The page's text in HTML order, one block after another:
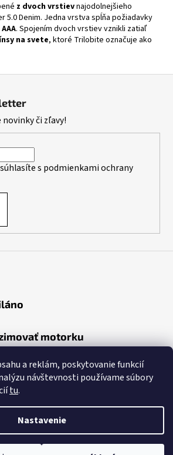
a reklám, poskytovanie funkcií
návštevnosti používame súbory
tu.
Nastavenie
z dvoch vrstievnajodolnejšieho
5.0 Denim. Jedna vrstva spĺňa požiadavky
AAA. Spojením dvoch vrstiev vznikli zatiaľ
na svete, ktoré Trilobite označuje ako
či zľavy!
s podmienkami ochrany
motorku
Nitra. Všetky práva vyhradené.Upraviť